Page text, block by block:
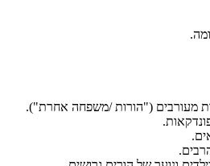
מעורבים ("הורות /משפחה אחרת").